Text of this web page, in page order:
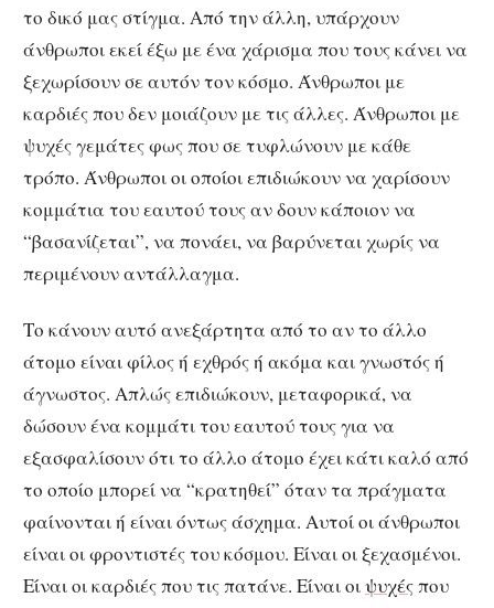
το δικό μας στίγμα. Από την άλλη, υπάρχουν
άνθρωποι εκεί έξω με ένα χάρισμα που τους κάνει να
ξεχωρίσουν σε αυτόν τον κόσμο. Άνθρωποι με
καρδιές που δεν μοιάζουν με τις άλλες. Άνθρωποι με
ψυχές γεμάτες φως που σε τυφλώνουν με κάθε
τρόπο. Άνθρωποι οι οποίοι επιδιώκουν να χαρίσουν
κομμάτια του εαυτού τους αν δουν κάποιον να
“βασανίζεται”, να πονάει, να βαρύνεται χωρίς να
περιμένουν αντάλλαγμα.
Το κάνουν αυτό ανεξάρτητα από το αν το άλλο
άτομο είναι φίλος ή εχθρός ή ακόμα και γνωστός ή
άγνωστος. Απλώς επιδιώκουν, μεταφορικά, να
δώσουν ένα κομμάτι του εαυτού τους για να
εξασφαλίσουν ότι το άλλο άτομο έχει κάτι καλό από
το οποίο μπορεί να “κρατηθεί” όταν τα πράγματα
φαίνονται ή είναι όντως άσχημα. Αυτοί οι άνθρωποι
είναι οι φροντιστές του κόσμου. Είναι οι ξεχασμένοι.
Είναι οι καρδιές που τις πατάνε. Είναι οιψυχέςπου